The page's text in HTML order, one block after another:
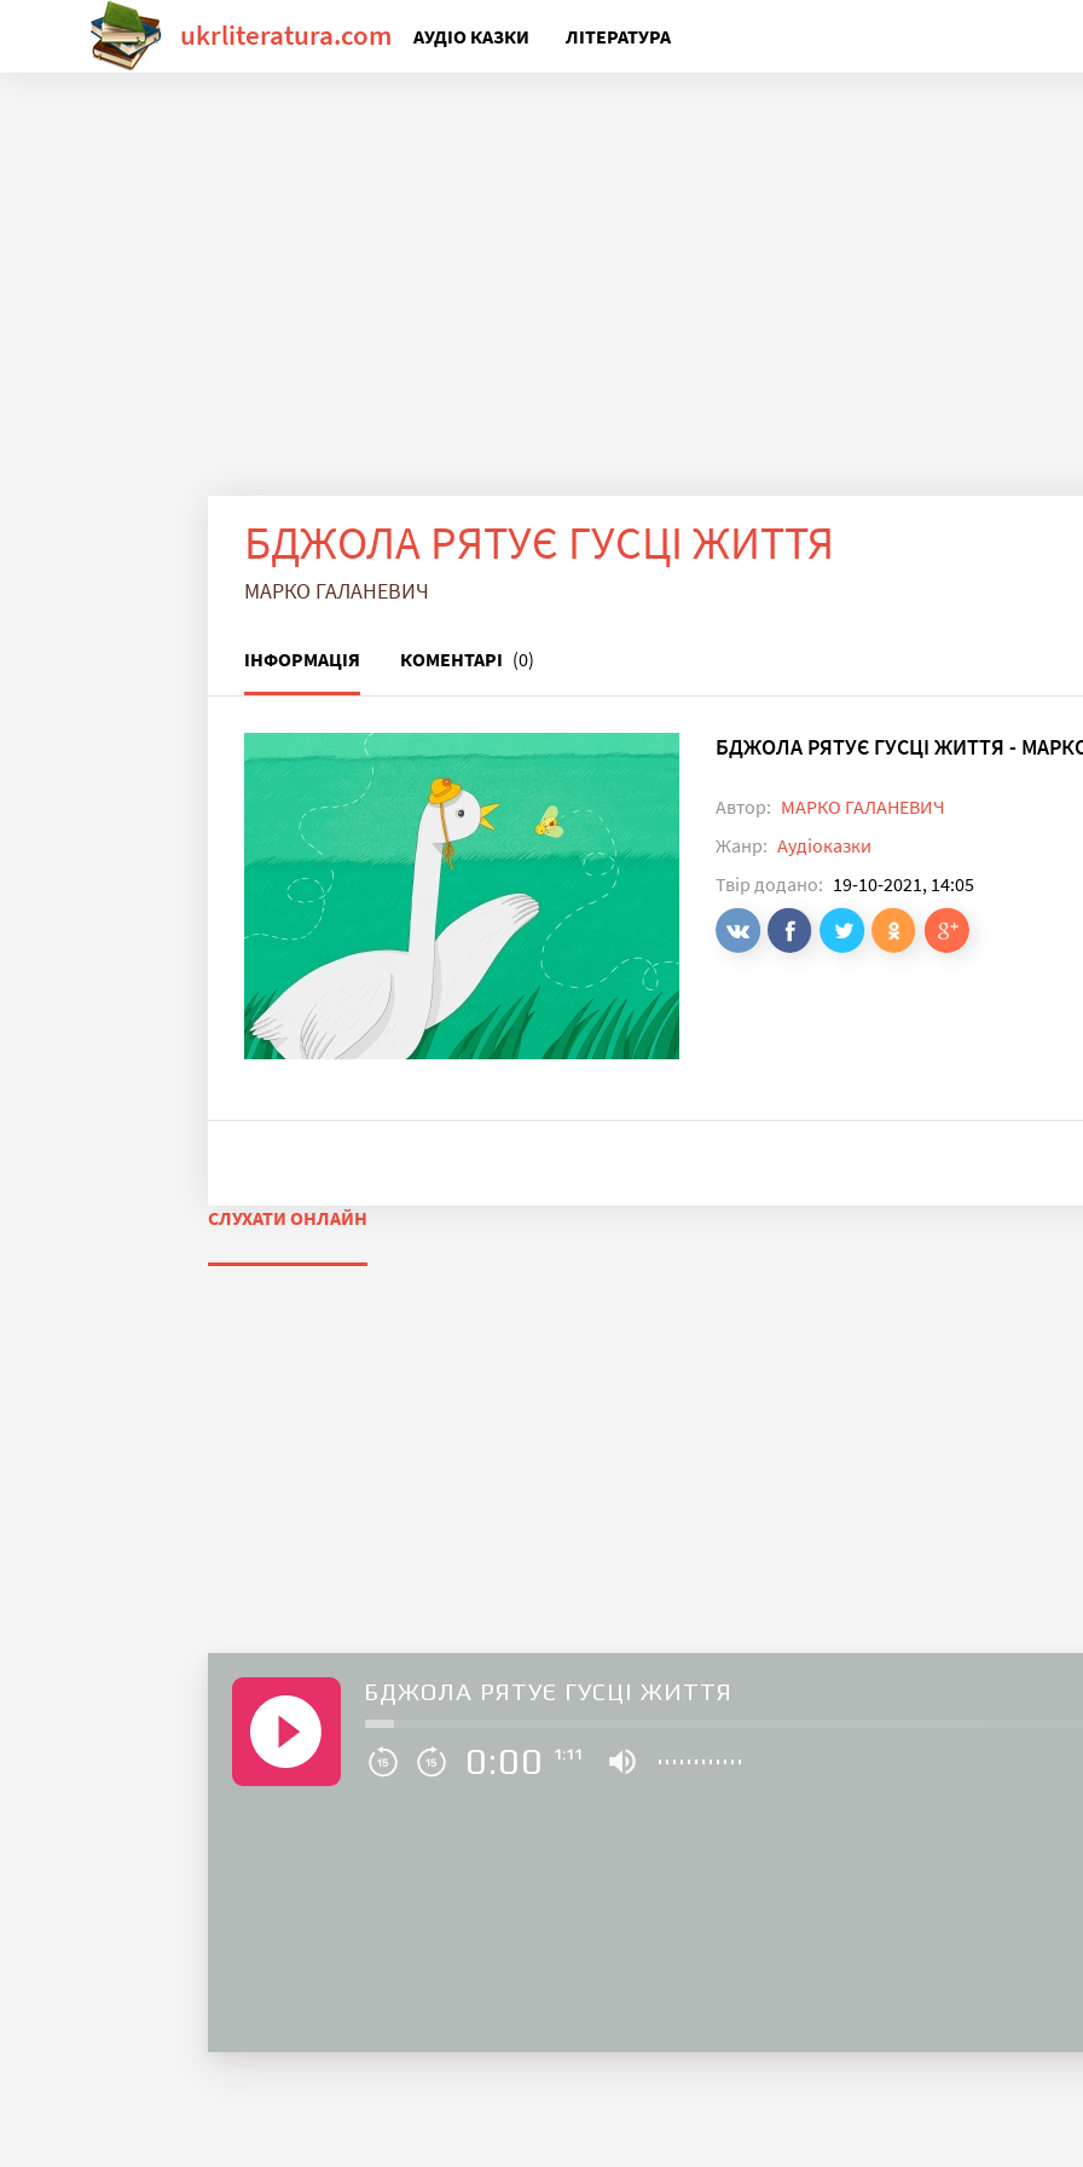
ukrliteratura.com АУДІО КАЗКИ ЛІТЕРАТУРА
БДЖОЛА РЯТУЄ ГУСЦІ ЖИТТЯ
МАРКО ГАЛАНЕВИЧ
ІНФОРМАЦІЯ КОМЕНТАРІ (0)
БДЖОЛА РЯТУЄ ГУСЦІ ЖИТТЯ -
Автор: МАРКО ГАЛАНЕВИЧ
Жанр: Аудіоказки
Твір додано: 19-10-2021, 14:05
СЛУХАТИ ОНЛАЙН
БДЖОЛА РЯТУЄ ГУСЦІ ЖИТТЯ
0:00 1:11